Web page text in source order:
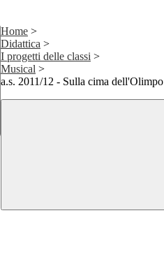
Home >
Didattica >
I progetti delle classi >
Musical >
a.s. 2011/12 - Sulla cima dell'Olimpo